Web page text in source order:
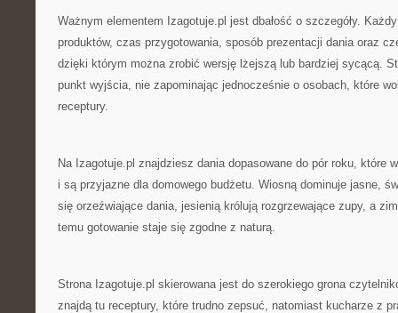
Ważnym elementem Izagotuje.pl jest dbałość o szczegóły.
produktów, czas przygotowania, sposób prezentacji dania oraz
dzięki którym można zrobić wersję lżejszą lub bardziej sycącą.
punkt wyjścia, nie zapominając jednocześnie o osobach, które
receptury.
Na Izagotuje.pl znajdziesz dania dopasowane do pór roku, które
i są przyjazne dla domowego budżetu. Wiosną dominuje jasne,
się orzeźwiające dania, jesienią królują rozgrzewające zupy, a
temu gotowanie staje się zgodne z naturą.
Strona Izagotuje.pl skierowana jest do szerokiego grona
znajdą tu receptury, które trudno zepsuć, natomiast kucharze z